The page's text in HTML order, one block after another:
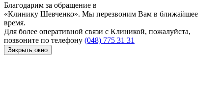
Благодарим за обращение в
«Клинику Шевченко». Мы перезвоним Вам в ближайшее
время.
Для более оперативной связи с Клиникой, пожалуйста,
позвоните по телефону (048) 775 31 31
Закрыть окно